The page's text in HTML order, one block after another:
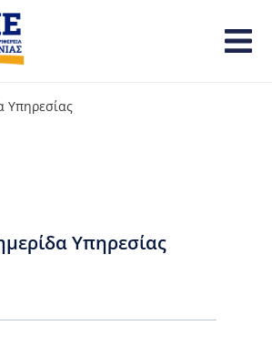
Υπηρεσίας
Υπηρεσίας